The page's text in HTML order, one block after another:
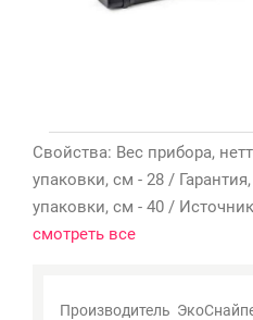
Свойства: Вес прибора,
упаковки, см - 28 /
упаковки, см - 40 /
смотреть все
Производитель